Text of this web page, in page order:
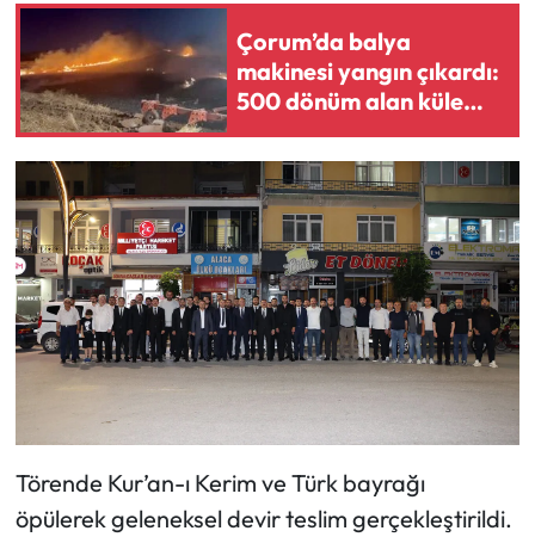
Çorum’da balya
makinesi yangın çıkardı:
500 dönüm alan küle
döndü
Törende Kur’an-ı Kerim ve Türk bayrağı
öpülerek geleneksel devir teslim gerçekleştirildi.
Ortaköy Haberleri
Osmancık Haberleri
Resmi İlan
Resmi Reklam
Sağlık
Sungurlu Haberleri